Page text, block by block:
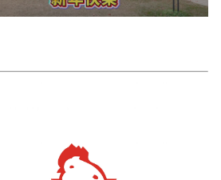
長濱鄉
彰化縣